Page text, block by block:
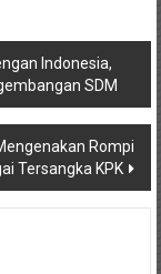
Indonesia,
SDM
Rompi
Tersangka KPK